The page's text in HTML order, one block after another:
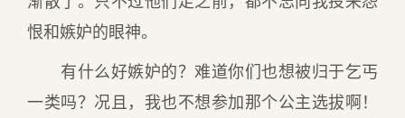
恨和嫉妒的眼神。
有什么好嫉妒的？难道你们也想被归于乞丐
一类吗？况且，我也不想参加那个公主选拔啊！